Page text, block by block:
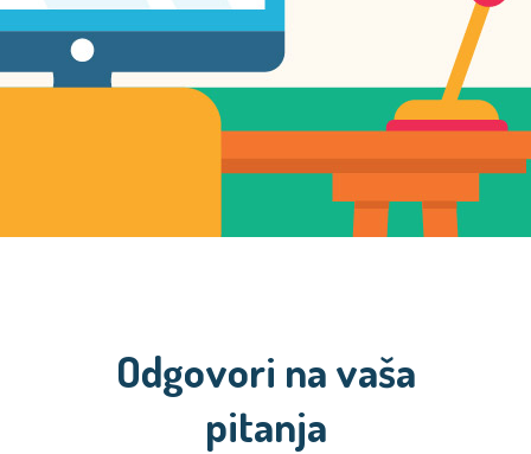
Odgovori na vaša
pitanja